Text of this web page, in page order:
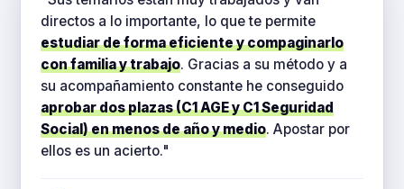
directos a lo importante, lo que te permite
estudiar de forma eficiente y compaginarlo
con familia y trabajo. Gracias a su método y a
su acompañamiento constante he conseguido
aprobar dos plazas (C1 AGE y C1 Seguridad
Social) en menos de año y medio. Apostar por
ellos es un acierto."